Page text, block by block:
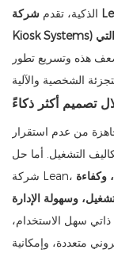
الذكية، تقدم شركة Lean Information Technology Co., Ltd. (Lean
Kiosk Systems)
هذه وتسريع تطور
تصميم أكثر ذكاءً
من عدم استقرار
التشغيل. أما حل
وكفاءة
وسهولة الإدارة
سهل الاستخدام،
متعددة، وإمكانية